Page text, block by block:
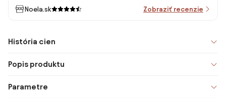
Noela.sk Zobraziť recenzie
História cien
Popis produktu
Parametre